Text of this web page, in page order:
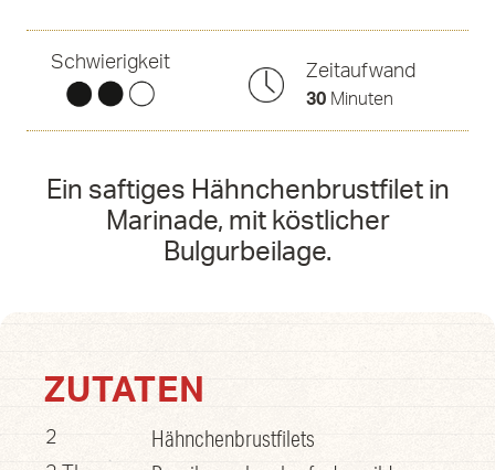
Schwierigkeit Zeitaufwand
30Minuten
Ein saftiges Hähnchenbrustfilet in
Marinade, mit köstlicher
Bulgurbeilage.
ZUTATEN
2 Hähnchenbrustfilets